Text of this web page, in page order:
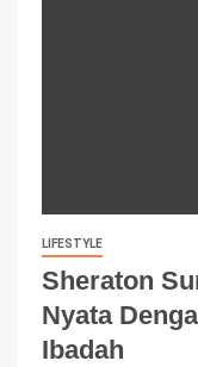
LIFESTYLE
Sheraton
Nyata
Ibadah